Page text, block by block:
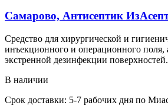
Самарово, Антисептик
Средство для хирургической и
инъекционного и операционного поля,
экстренной дезинфекции поверхностей.
В наличии
Срок доставки: 5-7 рабочих дня по